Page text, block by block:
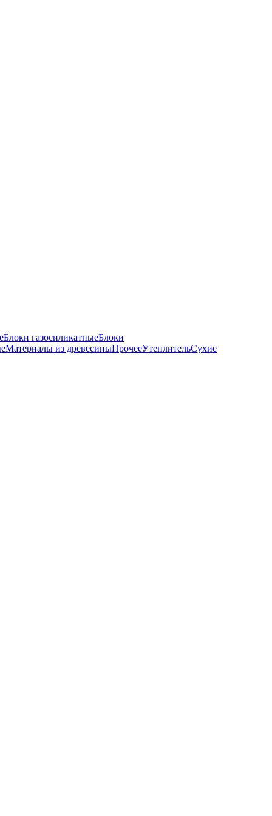
Блоки газосиликатныеБлоки
Материалы из древесиныПрочееУтеплительСухие